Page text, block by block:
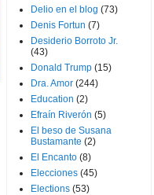
Delio en el blog (73)
Denis Fortun (7)
Desiderio Borroto Jr.
(43)
Donald Trump (15)
Dra. Amor (244)
Education (2)
Efraín Riverón (5)
El beso de Susana
Bustamante (2)
El Encanto (8)
Elecciones (45)
Elections (53)